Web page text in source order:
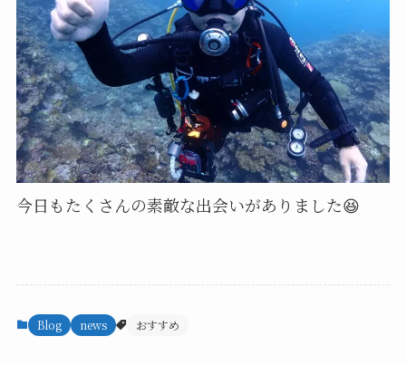
今日もたくさんの素敵な出会いがありました😆
Blog news おすすめ